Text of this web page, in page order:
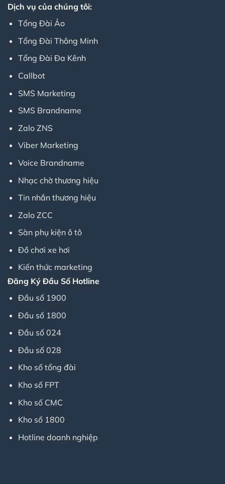
Dịch vụ của chúng tôi:
Tổng Đài Ảo
Tổng Đài Thông Minh
Tổng Đài Đa Kênh
Callbot
SMS Marketing
SMS Brandname
Zalo ZNS
Viber Marketing
Voice Brandname
Nhạc chờ thương hiệu
Tin nhắn thương hiệu
Zalo ZCC
Sàn phụ kiện ô tô
Đồ chơi xe hơi
Kiến thức marketing
Đăng Ký Đầu Số Hotline
Đầu số 1900
Đầu số 1800
Đầu số 024
Đầu số 028
Kho số tổng đài
Kho số FPT
Kho số CMC
Kho số 1800
Hotline doanh nghiệp